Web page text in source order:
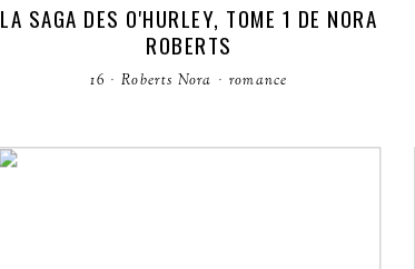
LA SAGA DES O'HURLEY, TOME 1 DE NORA
ROBERTS
16 · Roberts Nora · romance